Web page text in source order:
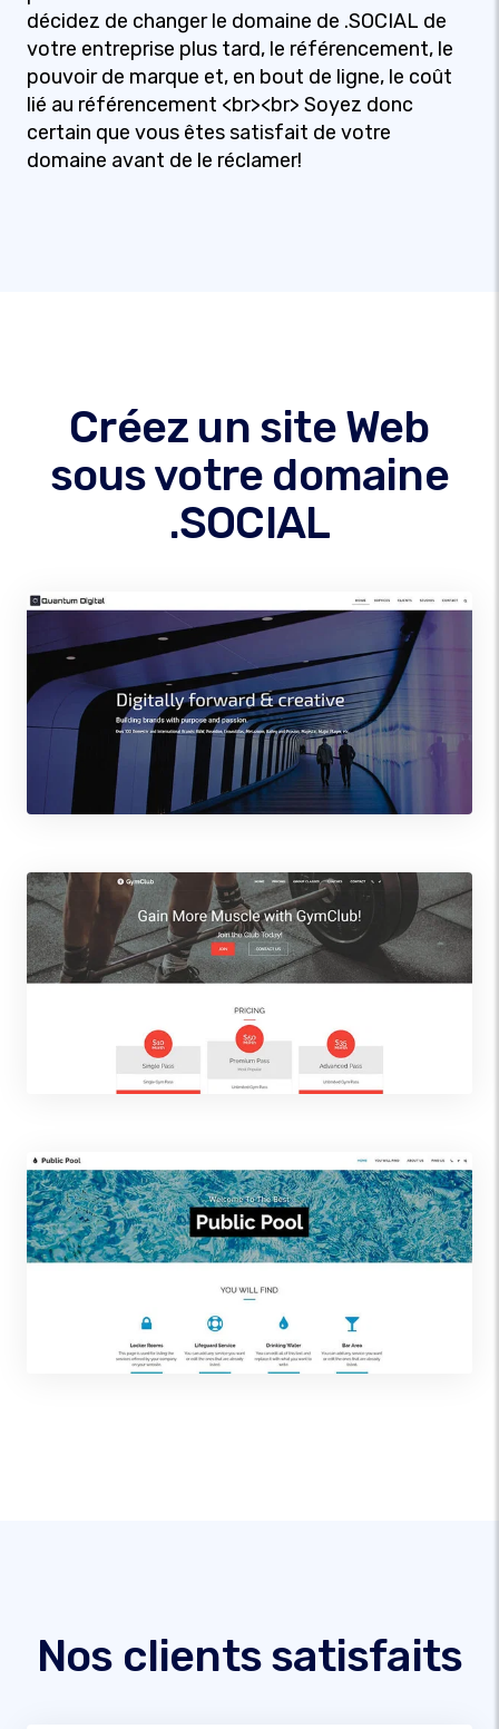
décidez de changer le domaine de .SOCIAL de
votre entreprise plus tard, le référencement, le
pouvoir de marque et, en bout de ligne, le coût
lié au référencement <br><br> Soyez donc
certain que vous êtes satisfait de votre
domaine avant de le réclamer!
Créez un site Web
sous votre domaine
.SOCIAL
Nos clients satisfaits